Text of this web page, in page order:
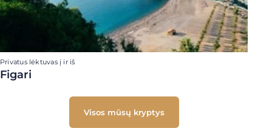
Privatus lėktuvas į ir iš
Figari
Visos mūsų kryptys